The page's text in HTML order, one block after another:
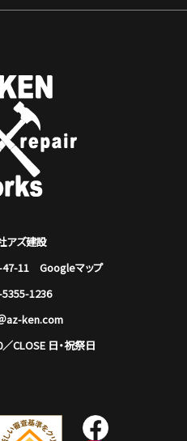
アズ建設
47-11 Googleマップ
1236
ken.com
CLOSE 日・祝祭日